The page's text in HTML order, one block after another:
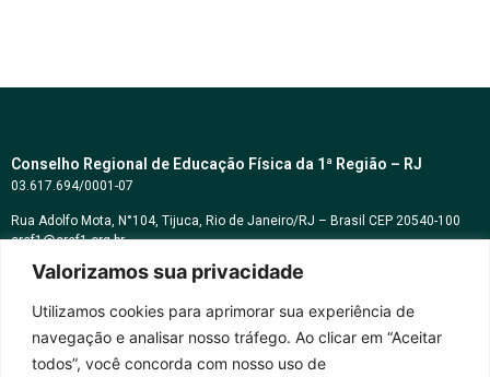
Valorizamos sua privacidade
Utilizamos cookies para aprimorar sua experiência de
navegação e analisar nosso tráfego. Ao clicar em “Aceitar
todos”, você concorda com nosso uso de
Conselho Regional de Educação Física da 1ª Região – RJ
03.617.694/0001-07
Rua Adolfo Mota, N°104, Tijuca, Rio de Janeiro/RJ – Brasil CEP 20540-100
cref1@cref1.org.br
Assessoria de comunicação:
Horários de atendimento: